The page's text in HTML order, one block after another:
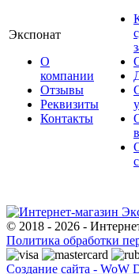
Экспонат
О
компании
Отзывы
Реквизиты
Контакты
© 2018 - 2026 -
Политика обработки
Создание сайта - WoW